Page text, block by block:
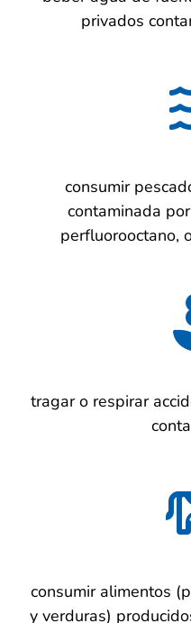
privados
consumir
contaminada
perfluorooctano,
tragar o respirar
consumir alimentos
y verduras)